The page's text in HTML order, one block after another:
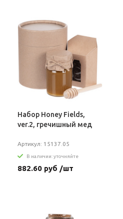
Набор Honey Fields,
ver.2, гречишный мед
Артикул: 15137.05
В наличии: уточняйте
882.60 руб /шт